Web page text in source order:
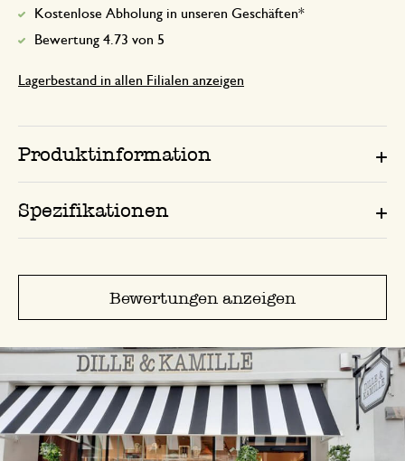
Kostenlose Abholung in unseren Geschäften*
Bewertung 4.73 von 5
Lagerbestand in allen Filialen anzeigen
Produktinformation
Spezifikationen
Bewertungen anzeigen